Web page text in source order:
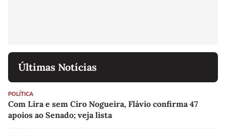
Últimas Notícias
POLÍTICA
Com Lira e sem Ciro Nogueira, Flávio confirma 47
apoios ao Senado; veja lista